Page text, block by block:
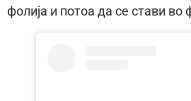
фолија и потоа да се стави